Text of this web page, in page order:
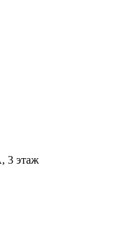
3 этаж